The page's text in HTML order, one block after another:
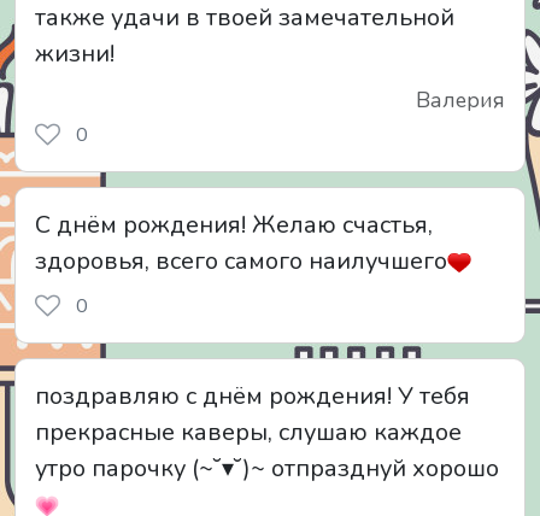
также удачи в твоей замечательной
жизни!
Валерия
0
С днём рождения! Желаю счастья,
здоровья, всего самого наилучшего
0
поздравляю с днём рождения! У тебя
прекрасные каверы, слушаю каждое
утро парочку (~˘▾˘)~ отпразднуй хорошо